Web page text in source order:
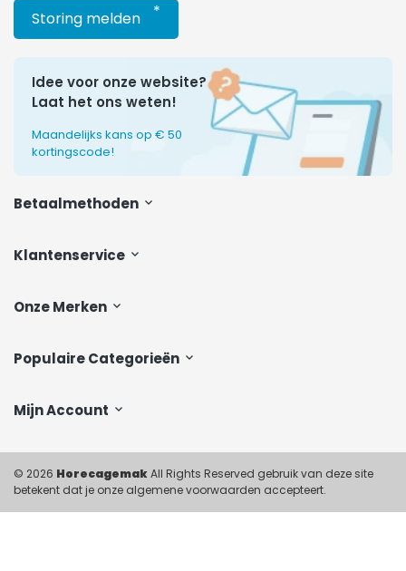
Klantenservice
Onze Merken
Populaire Categorieën
Mijn Account
Storing melden *
Idee voor onze website?
Laat het ons weten!
Maandelijks kans op € 50
kortingscode!
Betaalmethoden
© 2026 HorecagemakAll Rights Reserved gebruik van deze site
betekent dat je onze algemene voorwaarden accepteert.